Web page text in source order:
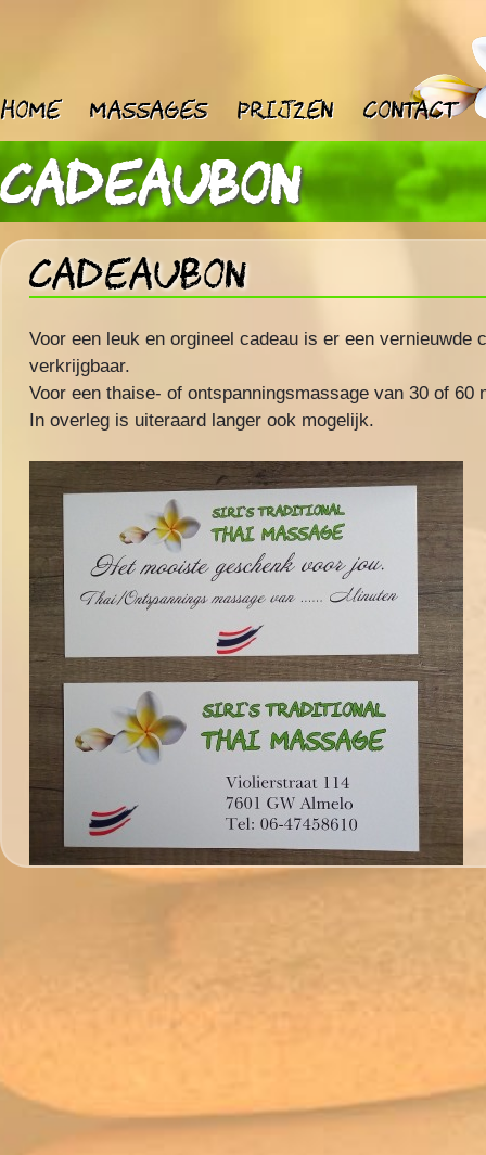
Home Massages Prijzen Contact
Cadeaubon
Cadeaubon
Voor een leuk en orgineel cadeau is er een vernieuwde
verkrijgbaar.
Voor een thaise- of ontspanningsmassage van 30 of 60
In overleg is uiteraard langer ook mogelijk.